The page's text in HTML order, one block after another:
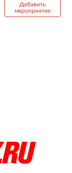
Добавить
мероприятие